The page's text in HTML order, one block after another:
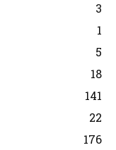
3
1
5
18
141
22
176